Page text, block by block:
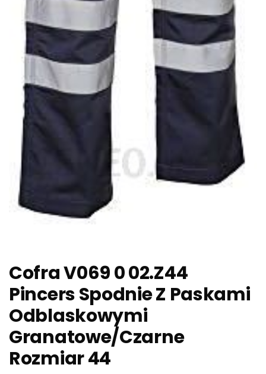
Cofra V069 0 02.Z44
Pincers Spodnie Z Paskami
Odblaskowymi
Granatowe/Czarne
Rozmiar 44